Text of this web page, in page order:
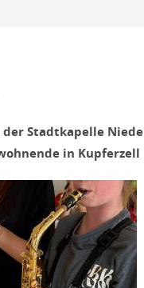
Stadtkapelle
in Kupferzell